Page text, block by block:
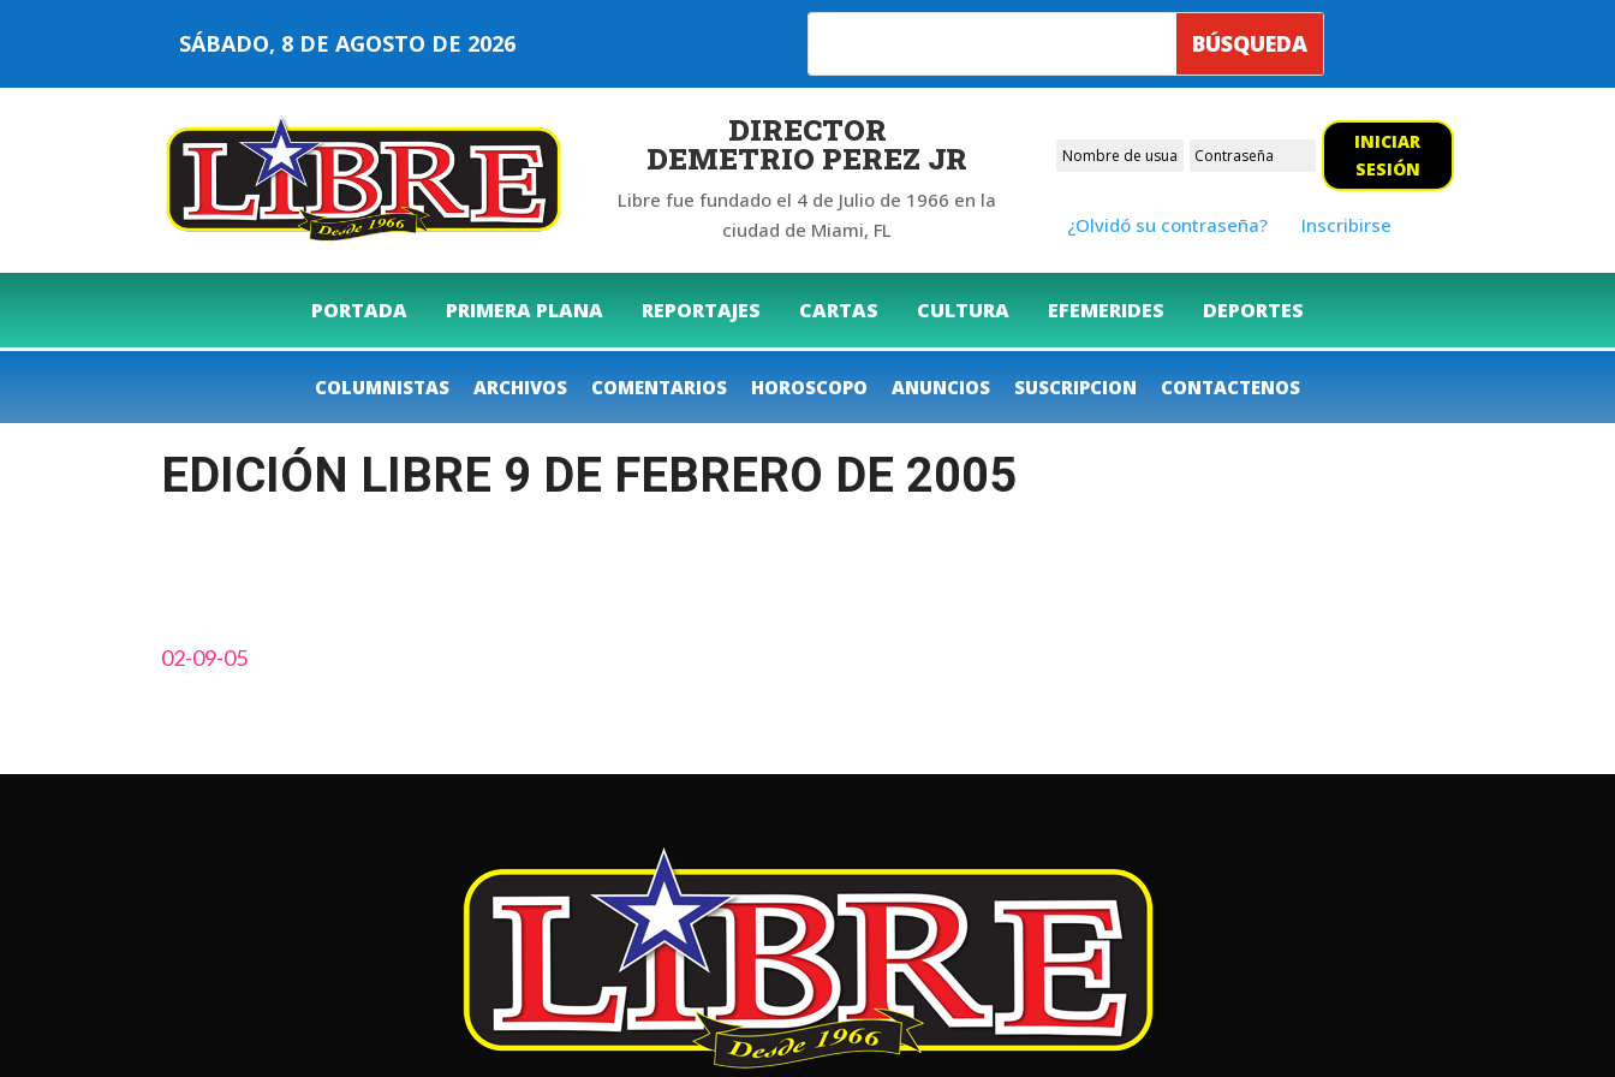
SÁBADO, 8 DE AGOSTO DE 2026
DIRECTOR
DEMETRIO PEREZ JR
Libre fue fundado el 4 de Julio de 1966 en la
ciudad de Miami, FL
INICIAR
SESIÓN
¿Olvidó su contraseña? Inscribirse
PORTADA PRIMERA PLANA REPORTAJES CARTAS CULTURA EFEMERIDES DEPORTES
COLUMNISTAS ARCHIVOS COMENTARIOS HOROSCOPO ANUNCIOS SUSCRIPCION CONTACTENOS
EDICIÓN LIBRE 9 DE FEBRERO DE 2005
02-09-05